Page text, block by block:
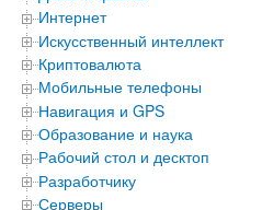
Интернет
Искусственный интеллект
Криптовалюта
Мобильные телефоны
Навигация и GPS
Образование и наука
Рабочий стол и десктоп
Разработчику
Серверы